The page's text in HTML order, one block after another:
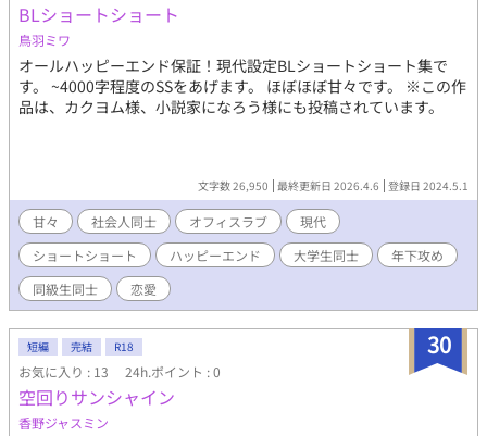
BLショートショート
鳥羽ミワ
オールハッピーエンド保証！現代設定BLショートショート集で
す。 ~4000字程度のSSをあげます。 ほぼほぼ甘々です。 ※この作
品は、カクヨム様、小説家になろう様にも投稿されています。
文字数 26,950 最終更新日 2026.4.6 登録日 2024.5.1
甘々 社会人同士 オフィスラブ
現代
ショートショート
ハッピーエンド 大学生同士
年下攻め
同級生同士
恋愛
30
短編 完結 R18
お気に入り : 13 24h.ポイント : 0
空回りサンシャイン
香野ジャスミン